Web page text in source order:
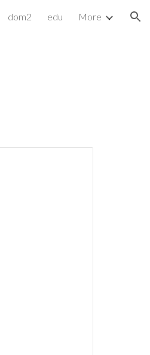
dom2 edu More